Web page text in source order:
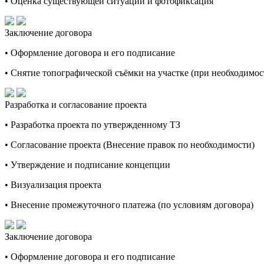
Заключение договора
• Оформление договора и его подписание
• Снятие топографической съёмки на участке (при
Разработка и согласование проекта
• Разработка проекта по утвержденному ТЗ
• Согласование проекта (Внесение правок по необходимости)
• Утверждение и подписание концепции
• Визуализация проекта
• Внесение промежуточного платежа (по условиям договора)
Заключение договора
• Оформление договора и его подписание